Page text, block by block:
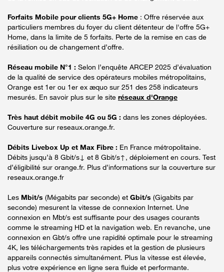
Forfaits Mobile pour clients 5G+ Home : Offre réservée aux
particuliers membres du foyer du client détenteur de l'offre 5G+
Home, dans la limite de 5 forfaits. Perte de la remise en cas de
résiliation ou de changement d’offre.
Réseau mobile N°1 : Selon l’enquête ARCEP 2025 d’évaluation
de la qualité de service des opérateurs mobiles métropolitains,
Orange est 1er ou 1er ex æquo sur 251 des 258 indicateurs
mesurés. En savoir plus sur le site réseaux d'Orange
Très haut débit mobile 4G ou 5G : dans les zones déployées.
Couverture sur reseaux.orange.fr.
Débits Livebox Up et Max Fibre : En France métropolitaine.
Débits jusqu’à 8 Gbit/s↓ et 8 Gbit/s↑, déploiement en cours. Test
d’éligibilité sur orange.fr. Plus d’informations sur la couverture sur
reseaux.orange.fr
Les Mbit/s (Mégabits par seconde) et Gbit/s (Gigabits par
seconde) mesurent la vitesse de connexion Internet. Une
connexion en Mbt/s est suffisante pour des usages courants
comme le streaming HD et la navigation web. En revanche, une
connexion en Gbt/s offre une rapidité optimale pour le streaming
4K, les téléchargements très rapides et la gestion de plusieurs
appareils connectés simultanément. Plus la vitesse est élevée,
plus votre expérience en ligne sera fluide et performante.